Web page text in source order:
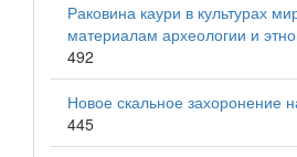
Раковина каури в культурах
материалам археологии и
492
Новое скальное захоронение
445